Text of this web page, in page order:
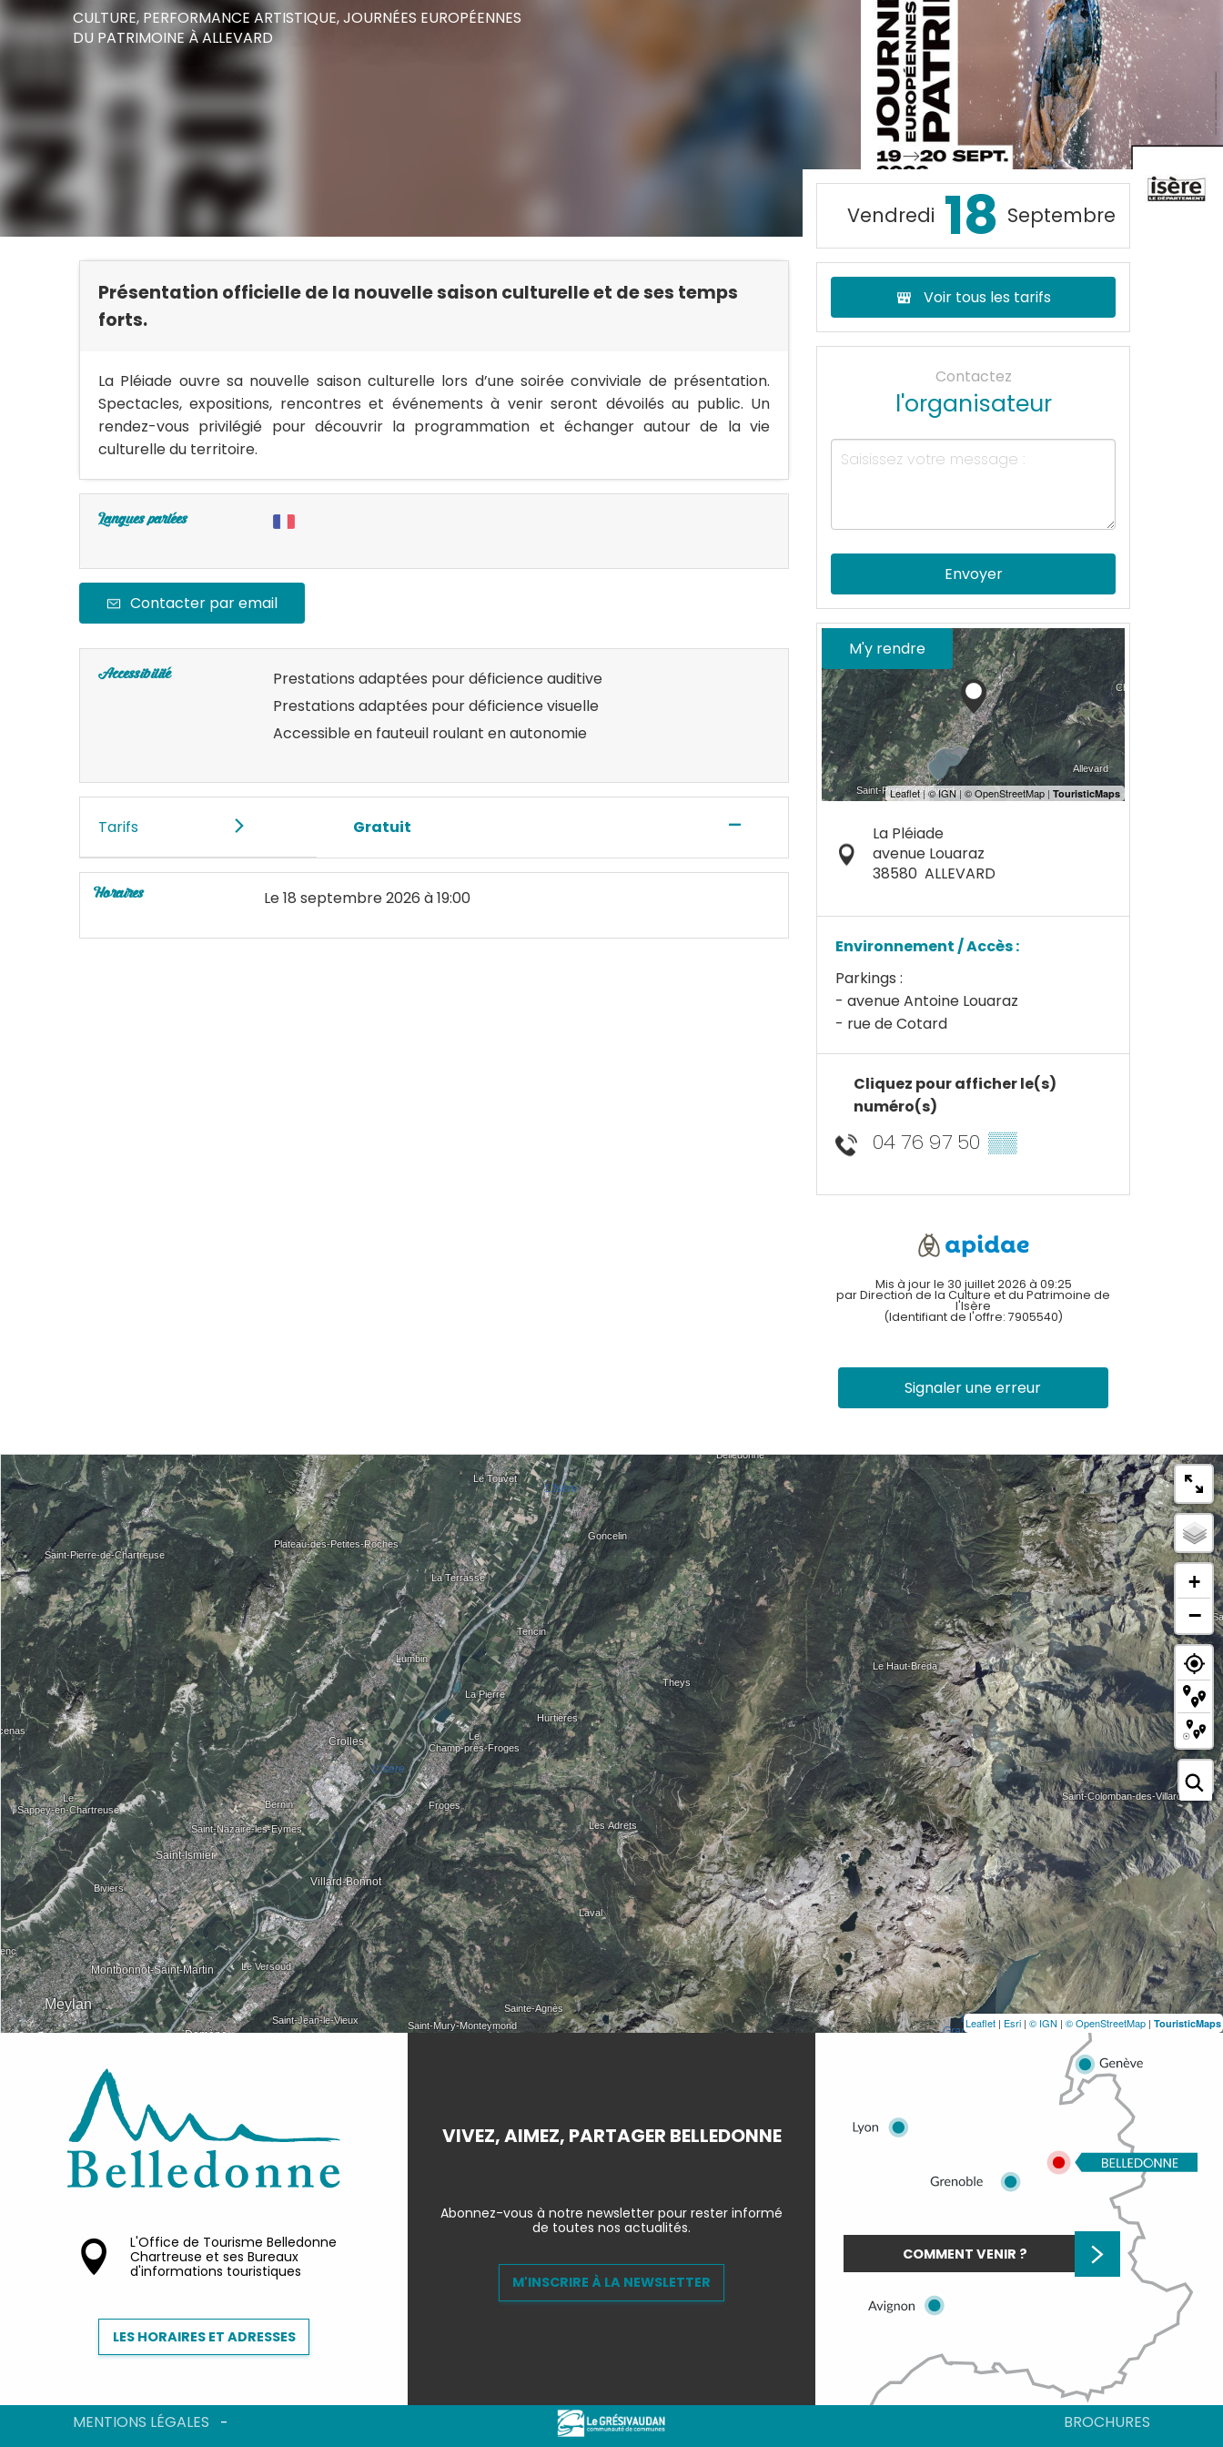
CULTURE, PERFORMANCE ARTISTIQUE,JOURNÉES EUROPÉENNES
DU PATRIMOINEÀ ALLEVARD
Présentation officielle de la nouvelle saison culturelle et de ses temps
forts.
La Pléiade ouvre sa nouvelle saison culturelle lors d’une soirée conviviale de présentation.
Spectacles, expositions, rencontres et événements à venir seront dévoilés au public. Un
rendez-vous privilégié pour découvrir la programmation et échanger autour de la vie
culturelle du territoire.
Langues parlées
Contacter par email
Accessibilité
Prestations adaptées pour déficience auditive
Prestations adaptées pour déficience visuelle
Accessible en fauteuil roulant en autonomie
Tarifs Gratuit —
Horaires Le18 septembre 2026 à 19:00
Vendredi 18 Septembre
Voir tous les tarifs
Contactez
l'organisateur
Envoyer
M'y rendre
La Pléiade
avenue Louaraz
38580 ALLEVARD
Environnement / Accès :
Parkings :
- avenue Antoine Louaraz
- rue de Cotard
Cliquez pour afficher le(s)
numéro(s)
04 76 97 50 ▒▒
Mis à jour le 30 juillet 2026 à 09:25
par Direction de la Culture et du Patrimoine de
l'Isère
(Identifiant de l'offre: 7905540)
Signaler une erreur
+
−
Leaflet | Esri | © IGN | © OpenStreetMap | TouristicMaps
L'Office de Tourisme Belledonne
Chartreuse et ses Bureaux
d'informations touristiques
LES HORAIRES ET ADRESSES
VIVEZ, AIMEZ, PARTAGER BELLEDONNE
Abonnez-vous à notre newsletter pour rester informé
de toutes nos actualités.
M'INSCRIRE À LA NEWSLETTER
COMMENT VENIR ?
MENTIONS LÉGALES
BROCHURES